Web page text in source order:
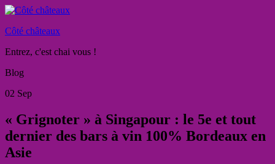
Côté châteaux
Entrez, c'est chai vous !
Blog
02 Sep
« Grignoter » à Singapour : le 5e et tout
dernier des bars à vin 100% Bordeaux en
Asie